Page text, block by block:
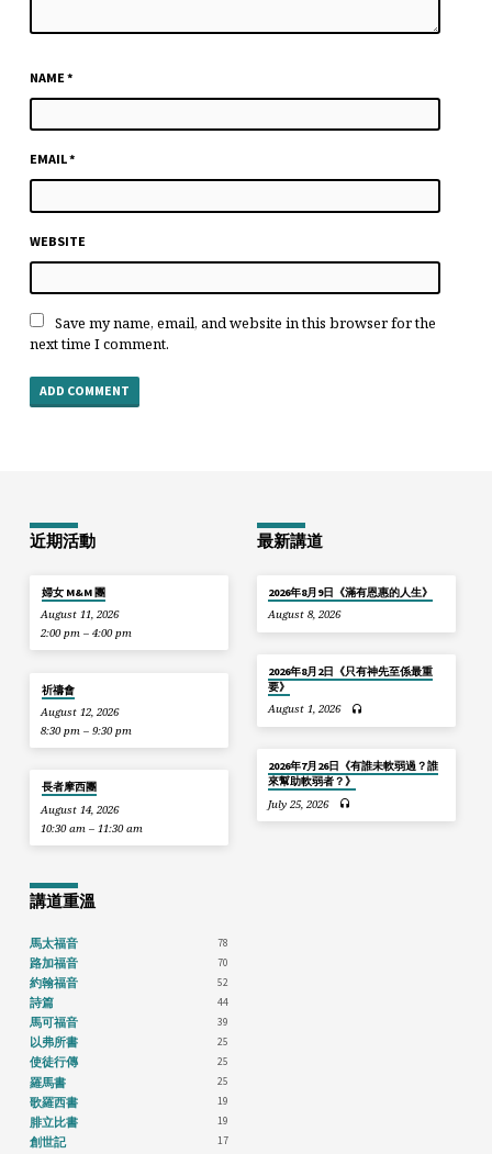
NAME *
EMAIL*
WEBSITE
Save my name, email, and website in this browser for the
next time I comment.
近期活動
婦女 M&M 團
August 11, 2026
2:00 pm – 4:00 pm
祈禱會
August 12, 2026
8:30 pm – 9:30 pm
長者摩西團
August 14, 2026
10:30 am – 11:30 am
最新講道
2026年8月9日《滿有恩惠的人生》
August 8, 2026
2026年8月2日《只有神先至係最重
要》
August 1, 2026
2026年7月26日《有誰未軟弱過？誰
來幫助軟弱者？》
July 25, 2026
講道重溫
馬太福音 78
路加福音 70
約翰福音 52
詩篇 44
馬可福音 39
以弗所書 25
使徒行傳 25
羅馬書 25
歌羅西書 19
腓立比書 19
創世記 17